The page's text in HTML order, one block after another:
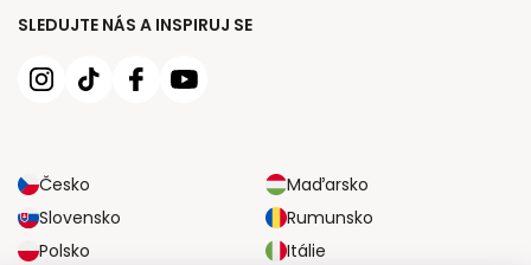
SLEDUJTE NÁS A INSPIRUJ SE
Česko
Maďarsko
Slovensko
Rumunsko
Polsko
Itálie